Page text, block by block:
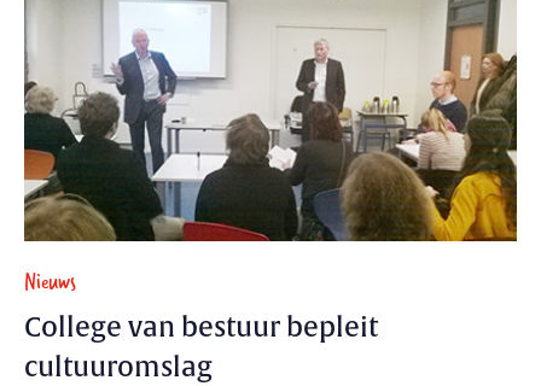
Nieuws
College van bestuur bepleit
cultuuromslag